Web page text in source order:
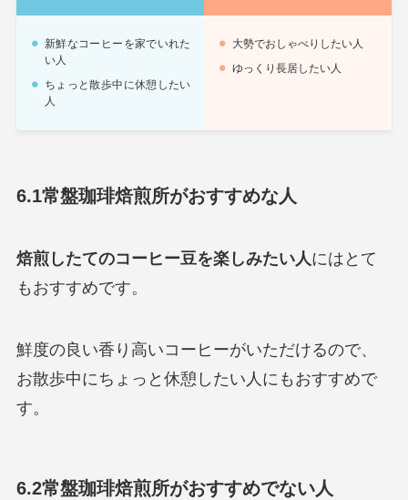
新鮮なコーヒーを家でいれた
い人
ちょっと散歩中に休憩したい
人
大勢でおしゃべりしたい人
ゆっくり長居したい人
6.1常盤珈琲焙煎所がおすすめな人
焙煎したてのコーヒー豆を楽しみたい人にはとて
もおすすめです。
鮮度の良い香り高いコーヒーがいただけるので、
お散歩中にちょっと休憩したい人にもおすすめで
す。
6.2常盤珈琲焙煎所がおすすめでない人